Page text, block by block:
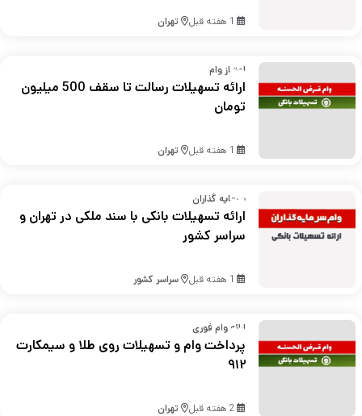
1 هفته قبل تهران
امتیاز وام
ارائه تسهیلات رسالت تا سقف 500 میلیون
تومان
1 هفته قبل تهران
سرمایه گذاران
ارائه تسهیلات بانکی با سند ملکی در تهران و
سراسر کشور
1 هفته قبل سراسر کشور
ارائه وام فوری
پرداخت وام و تسهیلات روی طلا و سیمکارت
۹۱۲
2 هفته قبل تهران